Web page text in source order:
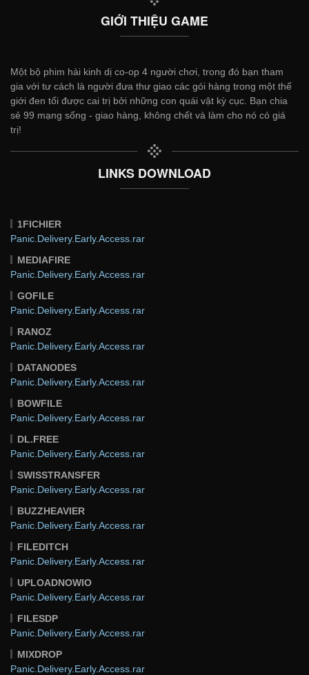
GIỚI THIỆU GAME
Một bộ phim hài kinh dị co-op 4 người chơi, trong đó bạn tham
gia với tư cách là người đưa thư giao các gói hàng trong một thế
giới đen tối được cai trị bởi những con quái vật kỳ cục. Bạn chia
sẻ 99 mạng sống - giao hàng, không chết và làm cho nó có giá
trị!
LINKS DOWNLOAD
1FICHIER
Panic.Delivery.Early.Access.rar
MEDIAFIRE
Panic.Delivery.Early.Access.rar
GOFILE
Panic.Delivery.Early.Access.rar
RANOZ
Panic.Delivery.Early.Access.rar
DATANODES
Panic.Delivery.Early.Access.rar
BOWFILE
Panic.Delivery.Early.Access.rar
DL.FREE
Panic.Delivery.Early.Access.rar
SWISSTRANSFER
Panic.Delivery.Early.Access.rar
BUZZHEAVIER
Panic.Delivery.Early.Access.rar
FILEDITCH
Panic.Delivery.Early.Access.rar
UPLOADNOWIO
Panic.Delivery.Early.Access.rar
FILESDP
Panic.Delivery.Early.Access.rar
MIXDROP
Panic.Delivery.Early.Access.rar